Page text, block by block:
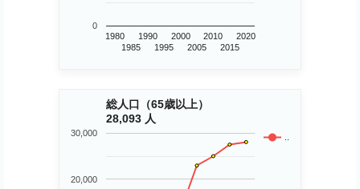
1980
1985
1990
1995
2000
2005
2010
2015
2020
0
総人口（65歳以上）
28,093 人
..
20,000
30,000